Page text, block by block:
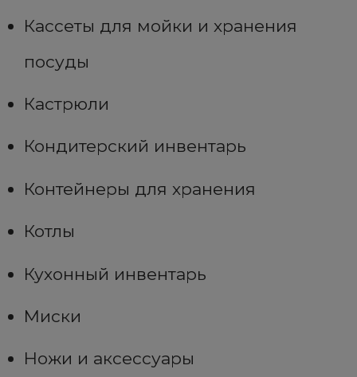
Кассеты для мойки и хранения
посуды
Кастрюли
Кондитерский инвентарь
Контейнеры для хранения
Котлы
Кухонный инвентарь
Миски
Ножи и аксессуары